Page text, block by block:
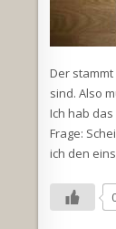
Der
sind. Also
Ich hab
Frage:
ich den